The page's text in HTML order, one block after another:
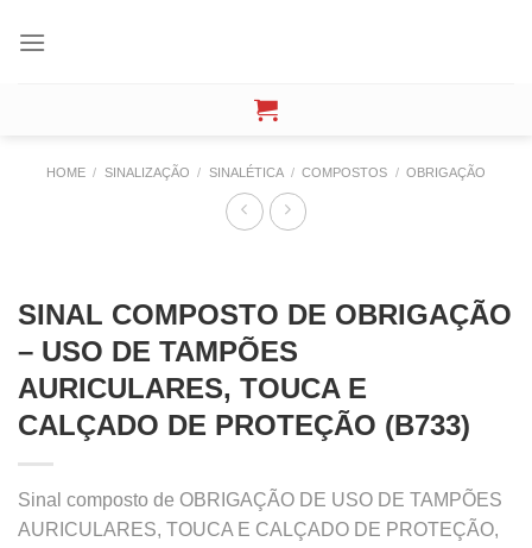
HOME / SINALIZAÇÃO / SINALÉTICA / COMPOSTOS / OBRIGAÇÃO
SINAL COMPOSTO DE OBRIGAÇÃO
– USO DE TAMPÕES
AURICULARES, TOUCA E
CALÇADO DE PROTEÇÃO (B733)
Sinal composto de OBRIGAÇÃO DE USO DE TAMPÕES
AURICULARES, TOUCA E CALÇADO DE PROTEÇÃO,